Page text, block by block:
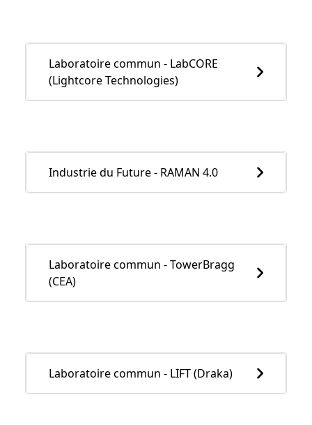
Laboratoire commun - LabCORE
(Lightcore Technologies)
Industrie du Future - RAMAN 4.0
Laboratoire commun - TowerBragg
(CEA)
Laboratoire commun - LIFT (Draka)